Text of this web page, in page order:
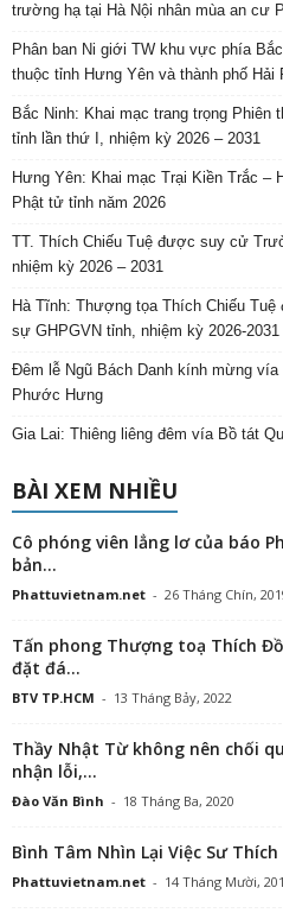
trường hạ tại Hà Nội nhân mùa an cư
Phân ban Ni giới TW khu vực phía
thuộc tỉnh Hưng Yên và thành phố Hải
Bắc Ninh: Khai mạc trang trọng Phiên
tỉnh lần thứ I, nhiệm kỳ 2026 – 2031
Hưng Yên: Khai mạc Trại Kiền Trắc –
Phật tử tỉnh năm 2026
TT. Thích Chiếu Tuệ được suy cử
nhiệm kỳ 2026 – 2031
Hà Tĩnh: Thượng tọa Thích Chiếu
sự GHPGVN tỉnh, nhiệm kỳ 2026-2031
Đêm lễ Ngũ Bách Danh kính mừng
Phước Hưng
Gia Lai: Thiêng liêng đêm vía Bồ tát
BÀI XEM NHIỀU
Cô phóng viên lẳng lơ của báo
bản...
Phattuvietnam.net - 26 Tháng Chín,
Tấn phong Thượng toạ Thích
đặt đá...
BTV TP.HCM - 13 Tháng Bảy, 2022
Thầy Nhật Từ không nên chối
nhận lỗi,...
Đào Văn Bình - 18 Tháng Ba, 2020
Bình Tâm Nhìn Lại Việc Sư
Phattuvietnam.net - 14 Tháng Mười,